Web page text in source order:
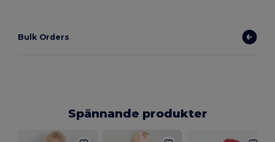
Bulk Orders
Spännande produkter